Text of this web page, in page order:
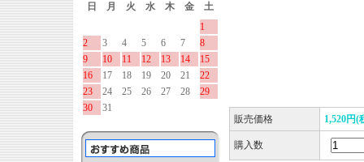
日
月 火 水 木 金
土
1
2
3 4 5 6 7
8
9
10 11 12 13 14
15
16
17 18 19 20 21
22
23
24 25 26 27 28
29
30
31
販売価格 1,520円(
購入数